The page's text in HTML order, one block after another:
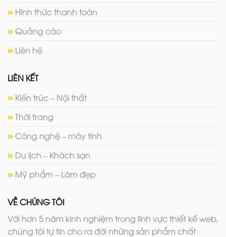
Hình thức thanh toán
Quảng cáo
Liên hệ
LIÊN KẾT
Kiến trúc – Nội thất
Thời trang
Công nghệ – máy tính
Du lịch – Khách sạn
Mỹ phẩm – Làm đẹp
VỀ CHÚNG TÔI
Với hơn 5 năm kinh nghiệm trong lĩnh vực thiết kế web,
chúng tôi tự tin cho ra đời những sản phẩm chất